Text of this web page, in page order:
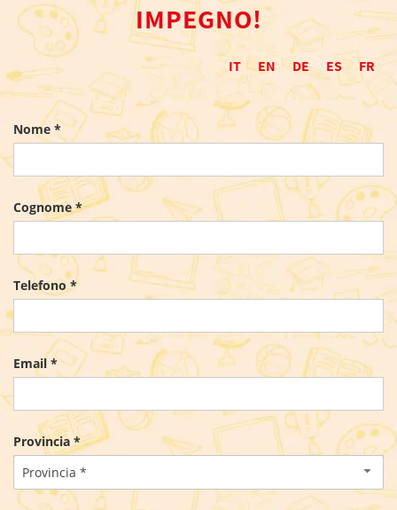
IMPEGNO!
IT EN DE ES FR
Nome *
Cognome *
Telefono *
Email *
Provincia *
Provincia *